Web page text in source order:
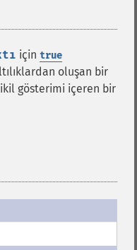
için true
oluşan bir
gösterimi içeren bir